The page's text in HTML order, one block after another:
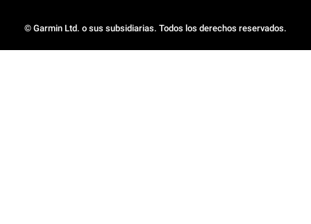
© Garmin Ltd. o sus subsidiarias. Todos los derechos reservados.